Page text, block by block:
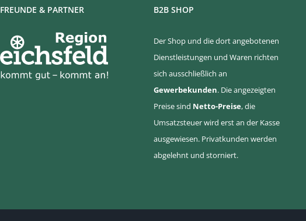
FREUNDE & PARTNER B2B SHOP
Der Shop und die dort angebotenen
Dienstleistungen und Waren richten
sich ausschließlich an
Gewerbekunden. Die angezeigten
Preise sind Netto-Preise, die
Umsatzsteuer wird erst an der Kasse
ausgewiesen. Privatkunden werden
abgelehnt und storniert.